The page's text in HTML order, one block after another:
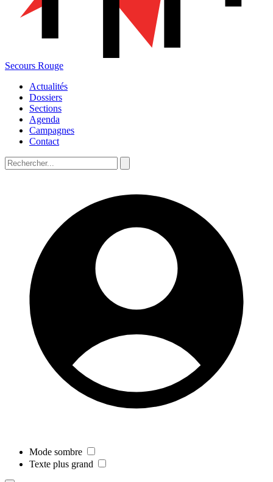
Secours Rouge
Actualités
Dossiers
Sections
Agenda
Campagnes
Contact
Mode sombre
Texte plus grand